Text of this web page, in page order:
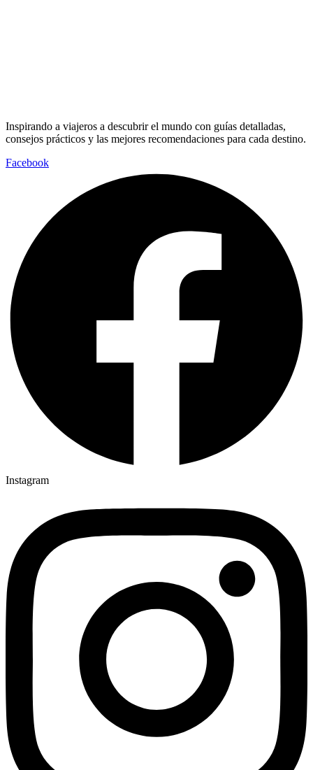
Inspirando a viajeros a descubrir el mundo con guías detalladas,
consejos prácticos y las mejores recomendaciones para cada destino.
Facebook
Instagram